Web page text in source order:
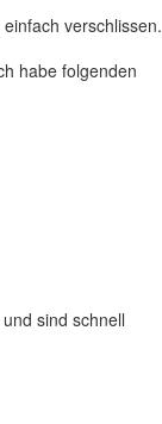
verschlissen.
habe folgenden
sind schnell